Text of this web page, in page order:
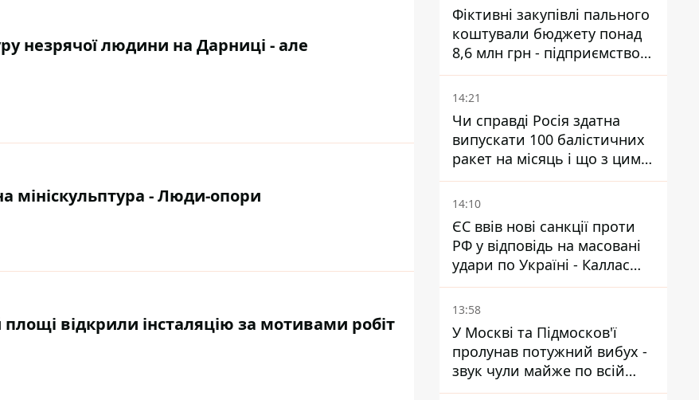
незрячої людини на Дарниці - але
мініскульптура - Люди-опори
площі відкрили інсталяцію за мотивами робіт
Фіктивні закупівлі пального
коштували бюджету понад
8,6 млн грн - підприємство
відшкодувало збитки
14:21
Чи справді Росія здатна
випускати 100 балістичних
ракет на місяць і що з цим
робити
14:10
ЄС ввів нові санкції проти
РФ у відповідь на масовані
удари по Україні - Каллас
розкрила деталі
13:58
У Москві та Підмосков'ї
пролунав потужний вибух -
звук чули майже по всій
області